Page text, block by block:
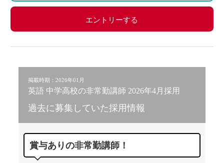
エントリーする
掲載時期：2026年01月
英語 中学高校の非常勤講師 2026年4月採用
過去に募集していた採用情報
賞与ありの非常勤講師！